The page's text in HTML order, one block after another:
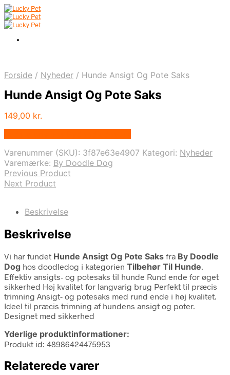
Forside / Nyheder / Hunde Ansigt Og Pote Saks
Hunde Ansigt Og Pote Saks
149,00 kr.
Varenummer (SKU): 3f87e63e4907 Kategori: Nyheder
Varemærke: By Doodle Dog
Previous Product
Next Product
Beskrivelse
Beskrivelse
Vi har fundet Hunde Ansigt Og Pote Saks fra By Doodle
Dog hos doodledog i kategorien Tilbehør Til Hunde.
Effektiv ansigts- og potesaks til hunde Rund ende for øget
sikkerhed Høj kvalitet for langvarig brug Perfekt til præcis
trimning Ansigt- og potesaks med rund ende i høj kvalitet.
Ideel til præcis trimning af hundens ansigt og poter.
Designet med sikkerhed
Yderlige produktinformationer:
Produkt id: 48986424475953
Relaterede varer